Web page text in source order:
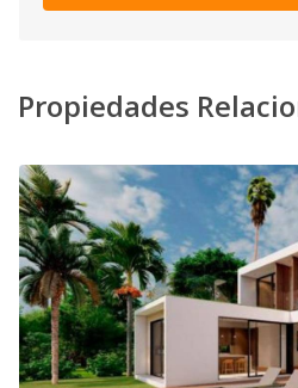
Propiedades